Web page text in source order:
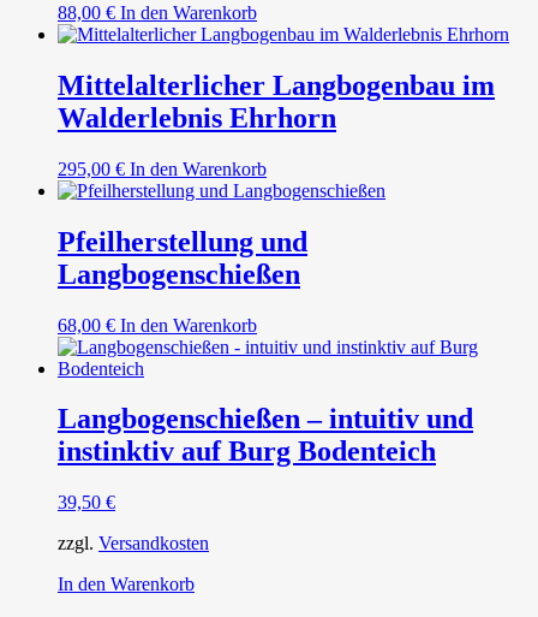
88,00 € In den Warenkorb
Mittelalterlicher Langbogenbau im
Walderlebnis Ehrhorn
295,00 € In den Warenkorb
Pfeilherstellung und
Langbogenschießen
68,00 € In den Warenkorb
Langbogenschießen – intuitiv und
instinktiv auf Burg Bodenteich
39,50 €
zzgl. Versandkosten
In den Warenkorb